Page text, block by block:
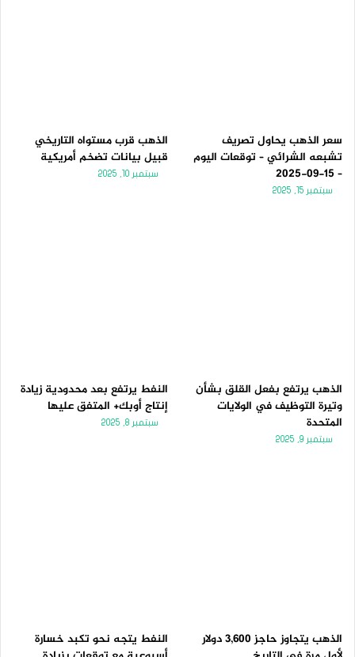
سعر الذهب يحاول تصريف
تشبعه الشرائي – توقعات اليوم
– 15-09-2025
سبتمبر 15, 2025
الذهب قرب مستواه التاريخي
قبيل بيانات تضخم أمريكية
سبتمبر 10, 2025
الذهب يرتفع بفعل القلق بشأن
وتيرة التوظيف في الولايات
المتحدة
سبتمبر 9, 2025
النفط يرتفع بعد محدودية زيادة
إنتاج أوبك+ المتفق عليها
سبتمبر 8, 2025
الذهب يتجاوز حاجز 3,600 دولار
النفط يتجه نحو تكبد خسارة